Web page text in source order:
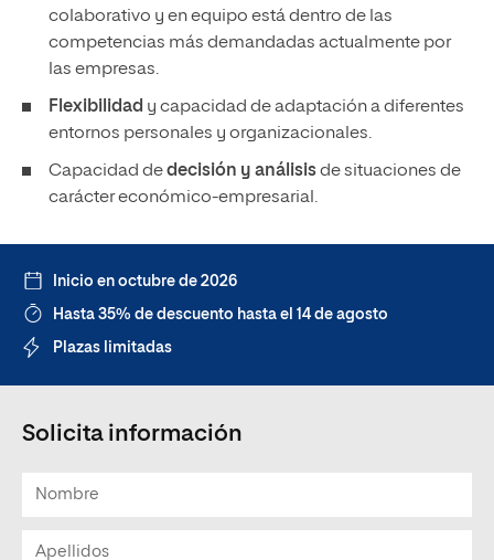
colaborativo y en equipo está dentro de las
competencias más demandadas actualmente por
las empresas.
Flexibilidad y capacidad de adaptación a diferentes
entornos personales y organizacionales.
Capacidad dedecisión y análisisde situaciones de
carácter económico-empresarial.
Inicio en octubre de 2026
Hasta 35% de descuento hasta el 14 de agosto
Plazas limitadas
Solicita información